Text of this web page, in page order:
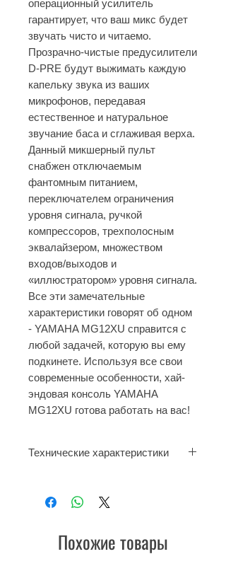
операционный усилитель
гарантирует, что ваш микс будет
звучать чисто и читаемо.
Прозрачно-чистые предусилители
D-PRE будут выжимать каждую
капельку звука из ваших
микрофонов, передавая
естественное и натуральное
звучание баса и сглаживая верха.
Данный микшерный пульт
снабжен отключаемым
фантомным питанием,
переключателем ограничения
уровня сигнала, ручкой
компрессоров, трехполосным
эквалайзером, множеством
входов/выходов и
«иллюстратором» уровня сигнала.
Все эти замечательные
характеристики говорят об одном
- YAMAHA MG12XU справится с
любой задачей, которую вы ему
подкинете. Используя все свои
современные особенности, хай-
эндовая консоль YAMAHA
MG12XU готова работать на вас!
Технические характеристики
Макс. 6 микрофонных / 12
линейных входов (4 моно + 4
2 групповые шины (GROUP) + 1
стереошина, 2 шины AUX (вкл.
Похожие товары